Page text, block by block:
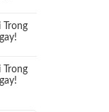
Trong
Trong